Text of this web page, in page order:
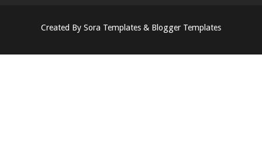
Created By Sora Templates & Blogger Templates